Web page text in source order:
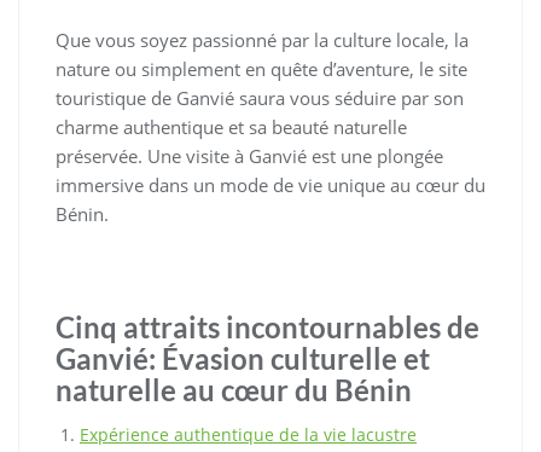
Que vous soyez passionné par la culture locale, la
nature ou simplement en quête d’aventure, le site
touristique de Ganvié saura vous séduire par son
charme authentique et sa beauté naturelle
préservée. Une visite à Ganvié est une plongée
immersive dans un mode de vie unique au cœur du
Bénin.
Cinq attraits incontournables de
Ganvié: Évasion culturelle et
naturelle au cœur du Bénin
Expérience authentique de la vie lacustre